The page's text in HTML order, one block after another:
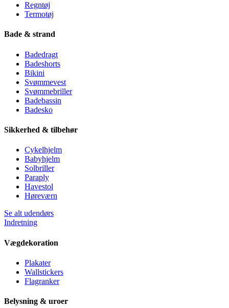
Regntøj
Termotøj
Bade & strand
Badedragt
Badeshorts
Bikini
Svømmevest
Svømmebriller
Badebassin
Badesko
Sikkerhed & tilbehør
Cykelhjelm
Babyhjelm
Solbriller
Paraply
Havestol
Høreværn
Se alt udendørs
Indretning
Vægdekoration
Plakater
Wallstickers
Flagranker
Belysning & uroer